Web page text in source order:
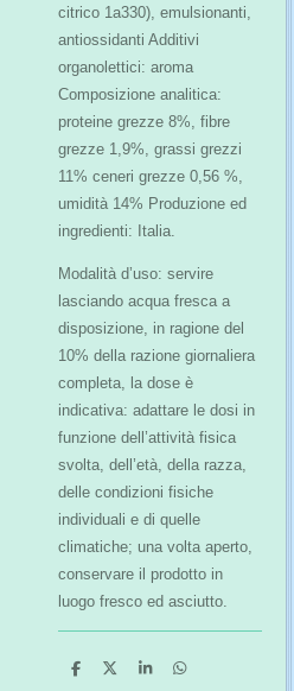
citrico 1a330), emulsionanti,
antiossidanti Additivi
organolettici: aroma
Composizione analitica:
proteine grezze 8%, fibre
grezze 1,9%, grassi grezzi
11% ceneri grezze 0,56 %,
umidità 14% Produzione ed
ingredienti: Italia.
Modalità d’uso: servire
lasciando acqua fresca a
disposizione, in ragione del
10% della razione giornaliera
completa, la dose è
indicativa: adattare le dosi in
funzione dell’attività fisica
svolta, dell’età, della razza,
delle condizioni fisiche
individuali e di quelle
climatiche; una volta aperto,
conservare il prodotto in
luogo fresco ed asciutto.
C
C
C
C